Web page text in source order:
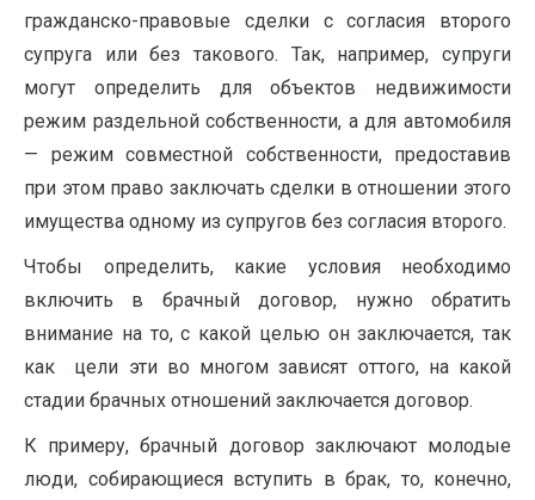
гражданско-правовые сделки с согласия второго
супруга или без такового. Так, например, супруги
могут определить для объектов недви­жимости
режим раздельной собственности, а для автомобиля
— режим сов­местной собственности, предоставив
при этом право заключать сделки в отно­шении этого
имущества одному из супругов без согласия второго.
Чтобы определить, какие условия необходимо
включить в брач­ный договор, нужно обратить
внимание на то, с какой целью он заключается, так
как цели эти во многом зависят оттого, на какой
стадии брачных отношений за­ключается договор.
К примеру, брачный договор заключают молодые
люди, собираю­щиеся вступить в брак, то, конечно,